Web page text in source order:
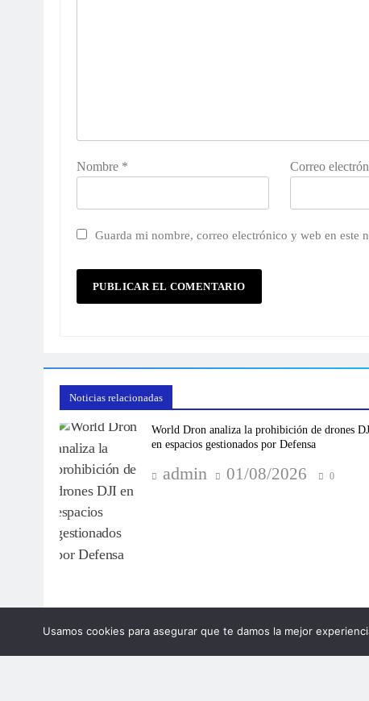
Nombre * Correo
Guarda mi nombre, correo electrónico y web en este
Noticias relacionadas
World Dron analiza la prohibición de drones
en espacios gestionados por Defensa
admin 01/08/2026 0
Usamos cookies para asegurar que te damos la mejor